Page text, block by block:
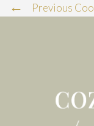
Previous